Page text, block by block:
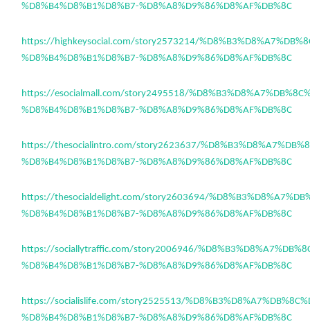
%D8%B4%D8%B1%D8%B7-%D8%A8%D9%86%D8%AF%DB%8C
https://highkeysocial.com/story2573214/
%D8%B4%D8%B1%D8%B7-%D8%A8%D9%86%D8%AF%DB%8C
https://esocialmall.com/story2495518/
%D8%B4%D8%B1%D8%B7-%D8%A8%D9%86%D8%AF%DB%8C
https://thesocialintro.com/story2623637/
%D8%B4%D8%B1%D8%B7-%D8%A8%D9%86%D8%AF%DB%8C
https://thesocialdelight.com/story2603694/
%D8%B4%D8%B1%D8%B7-%D8%A8%D9%86%D8%AF%DB%8C
https://sociallytraffic.com/story2006946/
%D8%B4%D8%B1%D8%B7-%D8%A8%D9%86%D8%AF%DB%8C
https://socialislife.com/story2525513/
%D8%B4%D8%B1%D8%B7-%D8%A8%D9%86%D8%AF%DB%8C